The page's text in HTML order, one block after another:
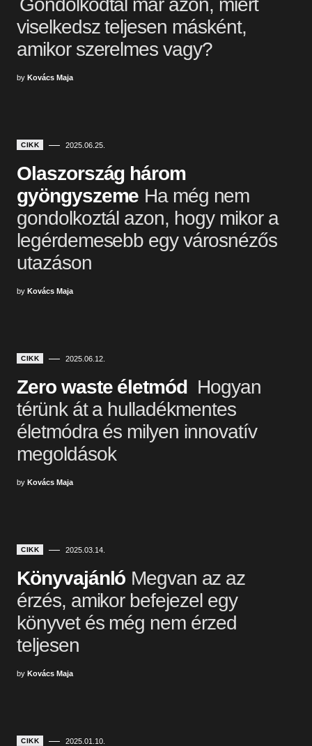
Gondolkodtál már azon, miért
viselkedsz teljesen másként,
amikor szerelmes vagy?
by Kovács Maja
CIKK 2025.06.25.
Olaszország három
gyöngyszeme Ha még nem
gondolkoztál azon, hogy mikor a
legérdemesebb egy városnézős
utazáson
by Kovács Maja
CIKK 2025.06.12.
Zero waste életmód Hogyan
térünk át a hulladékmentes
életmódra és milyen innovatív
megoldások
by Kovács Maja
CIKK 2025.03.14.
Könyvajánló Megvan az az
érzés, amikor befejezel egy
könyvet és még nem érzed
teljesen
by Kovács Maja
CIKK 2025.01.10.